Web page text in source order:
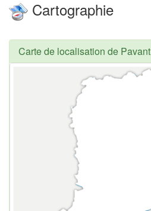
Cartographie
Carte de localisation de Pavant